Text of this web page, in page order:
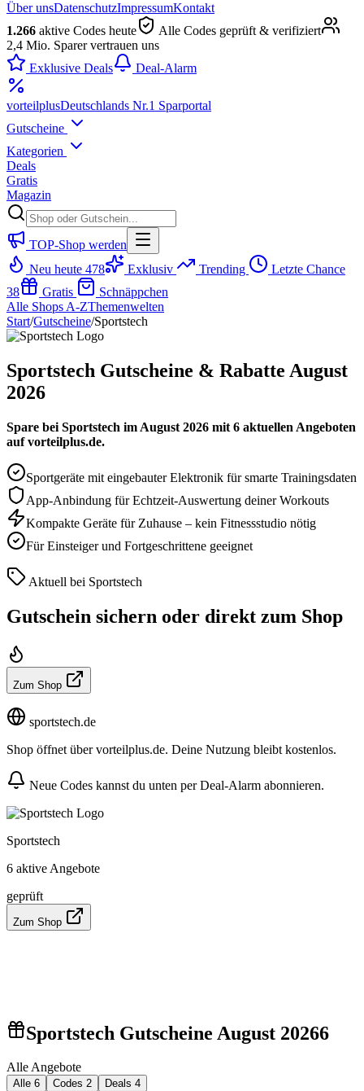
Über unsDatenschutzImpressumKontakt
1.266 aktive Codes heute
Alle Codes geprüft & verifiziert
2,4 Mio. Sparer vertrauen uns
Exklusive Deals
Deal-Alarm
vorteilplusDeutschlands Nr.1 Sparportal
Gutscheine
Kategorien
Deals
Gratis
Magazin
TOP-Shop werden
Neu heute 478 Exklusiv Trending
Letzte Chance
38
Gratis
Schnäppchen
Alle Shops A-ZThemenwelten
Start/Gutscheine/Sportstech
Sportstech Gutscheine & Rabatte August
2026
Spare bei Sportstech im August 2026 mit 6 aktuellen Angeboten
auf vorteilplus.de.
Sportgeräte mit eingebauter Elektronik für smarte Trainingsdaten
App-Anbindung für Echtzeit-Auswertung deiner Workouts
Kompakte Geräte für Zuhause – kein Fitnessstudio nötig
Für Einsteiger und Fortgeschrittene geeignet
Aktuell bei Sportstech
Gutschein sichern oder direkt zum Shop
Zum Shop
sportstech.de
Shop öffnet über vorteilplus.de. Deine Nutzung bleibt kostenlos.
Neue Codes kannst du unten per Deal-Alarm abonnieren.
Sportstech
6 aktive Angebote
geprüft
Zum Shop
Sportstech Gutscheine August 20266
Alle Angebote
Alle 6 Codes 2 Deals 4